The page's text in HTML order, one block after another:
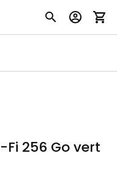
Fi 256 Go vert